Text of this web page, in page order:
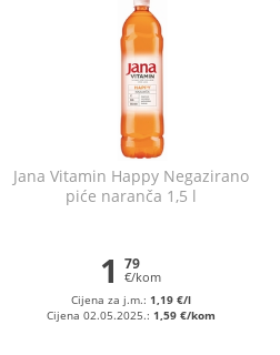
Jana Vitamin Happy Negazirano
piće naranča 1,5 l
1 79
€/kom
Cijena za j.m.: 1,19 €/l
Cijena 02.05.2025.: 1,59 €/kom